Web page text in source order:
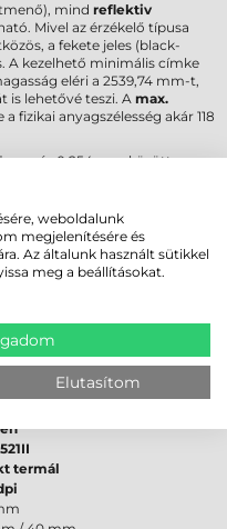
mind reflektiv
Mivel az érzékelő típusa
a fekete jeles (black-
A kezelhető minimális címke
eléri a 2539,74 mm-t,
is lehetővé teszi. A max.
a fizikai anyagszélesség akár 118
mm és 0,254 mm között
kartonokig terjedő
hogy tekintse meg a
a specifikációnak megfelelő
beállítás és médiafeszítés
a kisméretű
-
műszaki adatokat a
termál
weboldalunk
megjelenítésére és
Az általunk használt sütikkel
meg a beállításokat.
Elutasítom